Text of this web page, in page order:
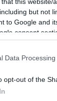
that this
but not
to Google and
consent
Data
opt-out of the
ahol a